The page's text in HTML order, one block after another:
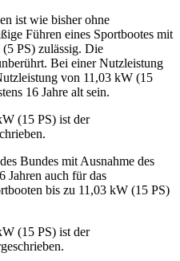
ist wie bisher ohne
Führen eines Sportbootes mit
PS) zulässig. Die
Bei einer Nutzleistung
von 11,03 kW (15
16 Jahre alt sein.
(15 PS) ist der
Bundes mit Ausnahme des
Jahren auch für das
bis zu 11,03 kW (15 PS)
(15 PS) ist der